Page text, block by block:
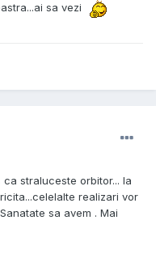
sa vezi
straluceste orbitor... la
realizari vor
sa avem . Mai